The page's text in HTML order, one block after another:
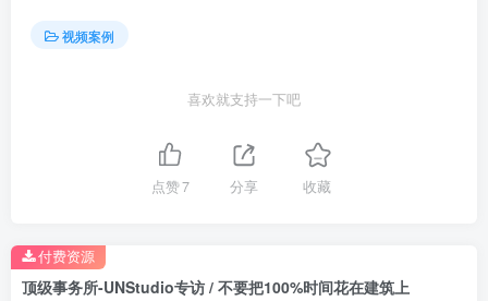
视频案例
喜欢就支持一下吧
点赞7 分享 收藏
顶级事务所-UNStudio专访 / 不要把100%时间花在建筑上
付费资源